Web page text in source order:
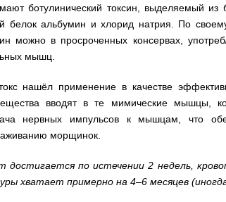
ботулинический токсин, выделяемый из
белок альбумин и хлорид натрия. По
можно в просроченных консервах,
мышц.
нашёл применение в качестве
вводят в те мимические мышцы,
нервных импульсов к мышцам, что
морщинок.
по истечении 2 недель,
хватает примерно на 4–6 месяцев